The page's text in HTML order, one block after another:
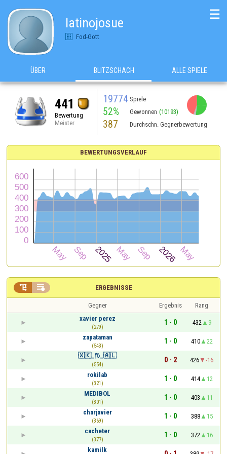
latinojosue
Fod-Gott
☰
ÜBER BLITZSCHACH ALLE SPIELE
441
Bewertung
Meister
19774 Spiele
52% Gewonnen (10193)
387 Durchschn. Gegnerbewertung
BEWERTUNGSVERLAUF
ERGEBNISSE
 
Gegner Ergebnis
Rang
xavier perez
(279)
1 - 0 432
9
zapataman
(543)
1 - 0 410
22
🇽🇰_𝔣𝔟_🇦🇱
(554)
0 - 2 426
-16
rokilab
(321)
1 - 0 414
12
MEDIBOL
(301)
1 - 0 403
11
charjavier
(369)
1 - 0 388
15
cacheter
(377)
1 - 0 372
16
kamilk